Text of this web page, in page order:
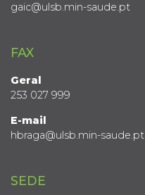
gaic@ulsb.min-saude.pt
FAX
Geral
253 027 999
E-mail
hbraga@ulsb.min-saude.pt
SEDE